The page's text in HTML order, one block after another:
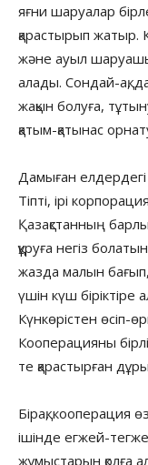
яғни шаруалар
қарастырып жатыр.
және ауыл
алады. Сондай-ақ,
жақын болуға,
қатым-қатынас
Дамыған елдердегі
Тіпті, ірі
Қазақстанның
құруға негіз
жазда малын
үшін күш біріктіре
Күнкөрістен өсіп-
Кооперацияны
те қарастырған
Бірақ, кооперация
ішінде егжей-
жұмыстарын қолға